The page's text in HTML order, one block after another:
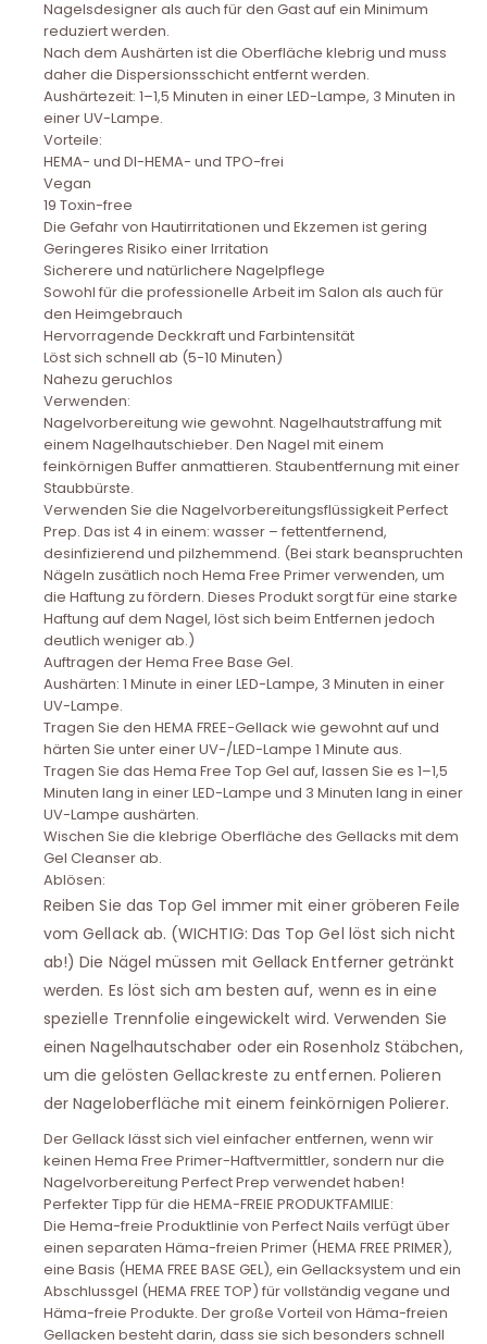
Nagelsdesigner als auch für den Gast auf ein Minimum
reduziert werden.
Nach dem Aushärten ist die Oberfläche klebrig und muss
daher die Dispersionsschicht entfernt werden.
Aushärtezeit: 1–1,5 Minuten in einer LED-Lampe, 3 Minuten in
einer UV-Lampe.
Vorteile:
HEMA- und DI-HEMA- und TPO-frei
Vegan
19 Toxin-free
Die Gefahr von Hautirritationen und Ekzemen ist gering
Geringeres Risiko einer Irritation
Sicherere und natürlichere Nagelpflege
Sowohl für die professionelle Arbeit im Salon als auch für
den Heimgebrauch
Hervorragende Deckkraft und Farbintensität
Löst sich schnell ab (5-10 Minuten)
Nahezu geruchlos
Verwenden:
Nagelvorbereitung wie gewohnt. Nagelhautstraffung mit
einem Nagelhautschieber. Den Nagel mit einem
feinkörnigen Buffer anmattieren. Staubentfernung mit einer
Staubbürste.
Verwenden Sie die Nagelvorbereitungsflüssigkeit Perfect
Prep. Das ist 4 in einem: wasser – fettentfernend,
desinfizierend und pilzhemmend. (Bei stark beanspruchten
Nägeln zusätlich noch Hema Free Primer verwenden, um
die Haftung zu fördern. Dieses Produkt sorgt für eine starke
Haftung auf dem Nagel, löst sich beim Entfernen jedoch
deutlich weniger ab.)
Auftragen der Hema Free Base Gel.
Aushärten: 1 Minute in einer LED-Lampe, 3 Minuten in einer
UV-Lampe.
Tragen Sie den HEMA FREE-Gellack wie gewohnt auf und
härten Sie unter einer UV-/LED-Lampe 1 Minute aus.
Tragen Sie das Hema Free Top Gel auf, lassen Sie es 1–1,5
Minuten lang in einer LED-Lampe und 3 Minuten lang in einer
UV-Lampe aushärten.
Wischen Sie die klebrige Oberfläche des Gellacks mit dem
Gel Cleanser ab.
Ablösen:
Reiben Sie das Top Gel immer mit einer gröberen Feile
vom Gellack ab. (WICHTIG: Das Top Gel löst sich nicht
ab!) Die Nägel müssen mit Gellack Entferner getränkt
werden. Es löst sich am besten auf, wenn es in eine
spezielle Trennfolie eingewickelt wird. Verwenden Sie
einen Nagelhautschaber oder ein Rosenholz Stäbchen,
um die gelösten Gellackreste zu entfernen. Polieren
der Nageloberfläche mit einem feinkörnigen Polierer.
Der Gellack lässt sich viel einfacher entfernen, wenn wir
keinen Hema Free Primer-Haftvermittler, sondern nur die
Nagelvorbereitung Perfect Prep verwendet haben!
Perfekter Tipp für die HEMA-FREIE PRODUKTFAMILIE:
Die Hema-freie Produktlinie von Perfect Nails verfügt über
einen separaten Häma-freien Primer (HEMA FREE PRIMER),
eine Basis (HEMA FREE BASE GEL), ein Gellacksystem und ein
Abschlussgel (HEMA FREE TOP) für vollständig vegane und
Häma-freie Produkte. Der große Vorteil von Häma-freien
Gellacken besteht darin, dass sie sich besonders schnell